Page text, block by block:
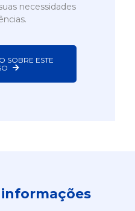
necessidades
SOBRE ESTE